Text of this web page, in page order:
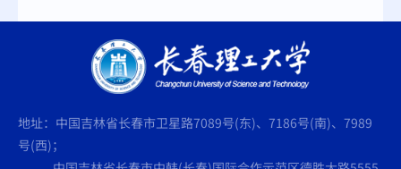
地址：中国吉林省长春市卫星路7089号(东)、7186号(南)、7989
号(西)；